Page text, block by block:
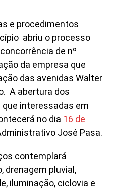
e procedimentos
abriu o processo
de nº
da empresa que
das avenidas Walter
A abertura dos
interessadas em
no dia 16 de
José Pasa.
contemplará
drenagem pluvial,
iluminação, ciclovia e